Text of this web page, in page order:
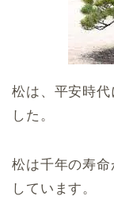
松は、平安時
した。
松は千年の寿
しています。